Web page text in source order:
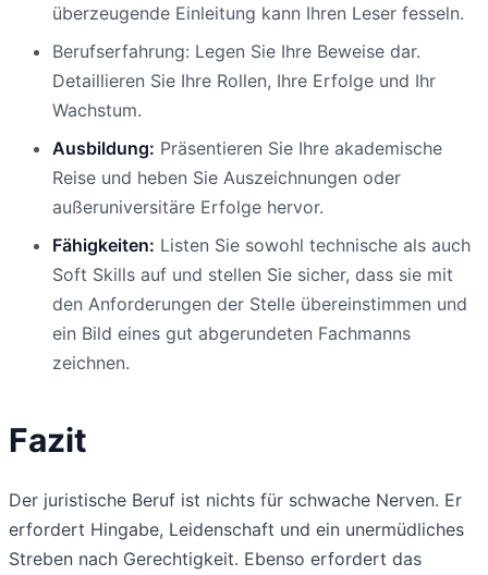
überzeugende Einleitung kann Ihren Leser fesseln.
Berufserfahrung: Legen Sie Ihre Beweise dar.
Detaillieren Sie Ihre Rollen, Ihre Erfolge und Ihr
Wachstum.
Ausbildung: Präsentieren Sie Ihre akademische
Reise und heben Sie Auszeichnungen oder
außeruniversitäre Erfolge hervor.
Fähigkeiten: Listen Sie sowohl technische als auch
Soft Skills auf und stellen Sie sicher, dass sie mit
den Anforderungen der Stelle übereinstimmen und
ein Bild eines gut abgerundeten Fachmanns
zeichnen.
Fazit
Der juristische Beruf ist nichts für schwache Nerven. Er
erfordert Hingabe, Leidenschaft und ein unermüdliches
Streben nach Gerechtigkeit. Ebenso erfordert das